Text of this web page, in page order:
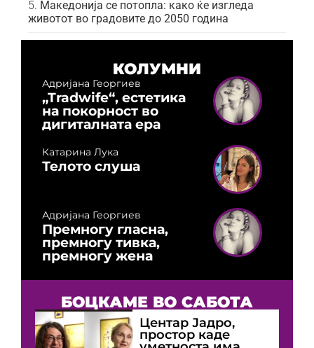
Македонија се потопла: како ќе изгледа
животот во градовите до 2050 година
КОЛУМНИ
Адријана Георгиев
„Tradwife“, естетика
на покорност во
дигиталната ера
Катарина Лука
Телото слуша
Адријана Георгиев
Премногу гласна,
премногу тивка,
премногу жена
БОЦКАМЕ ВО САБОТА
Центар Јадро,
простор каде